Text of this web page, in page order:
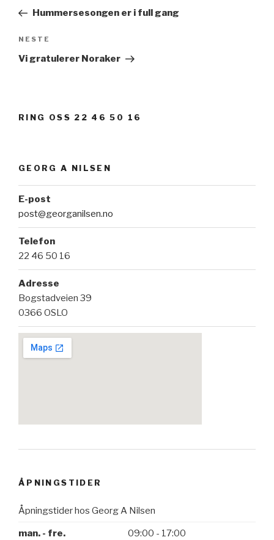
innlegg
Hummersesongen er i full gang
Neste
innlegg
NESTE
Vi gratulerer Noraker
RING OSS 22 46 50 16
GEORG A NILSEN
E-post
post@georganilsen.no
Telefon
22 46 50 16
Adresse
Bogstadveien 39
0366 OSLO
ÅPNINGSTIDER
Åpningstider hos Georg A Nilsen
man. - fre. 09:00 - 17:00